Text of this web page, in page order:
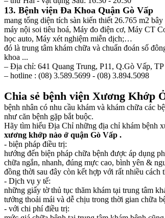
13. Bệnh viện Đa Khoa Quận Gò Vấp
mang tổng diện tích sàn kiến thiết 26.765 m2
máy nội soi tiêu hoá, Máy đo điện cơ, Máy CT
học auto, Máy xét nghiệm miễn dịch;…
đó là trung tâm khám chữa và chuẩn đoán số
khoa ...
– Địa chỉ: 641 Quang Trung, P11, Q.Gò Vấp,
– hotline : (08) 3.589.5699 - (08) 3.894.5098
Chia sẻ bệnh viện Xương Khớp
bệnh nhân có nhu cầu khám và khám chữa các
như căn bệnh gặp bắt buộc.
Hãy tìm hiểu Địa Chỉ những địa chỉ khám bệnh
xương khớp nào ở quận Gò Vấp .
- biện pháp điều trị:
hướng đến biện pháp chữa bệnh được áp dụng
chữa ngắn, nhanh, đúng mực cao, bình yên &
đồng thời sau đây còn kết hợp với rất nhiều
- Dịch vụ y tế:
những giấy tờ thủ tục thăm khám tại trung tâm
tưởng thoải mái và dễ chịu trong thời gian chữa
- với chi phí điều trị: